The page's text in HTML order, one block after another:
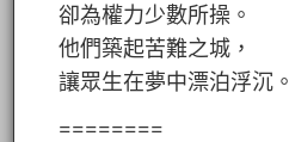
卻為權力少數所操。
他們築起苦難之城，
讓眾生在夢中漂泊浮沉。
========